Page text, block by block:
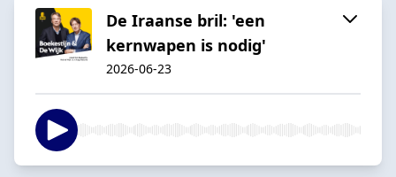
De Iraanse bril: 'een
kernwapen is nodig'
2026-06-23